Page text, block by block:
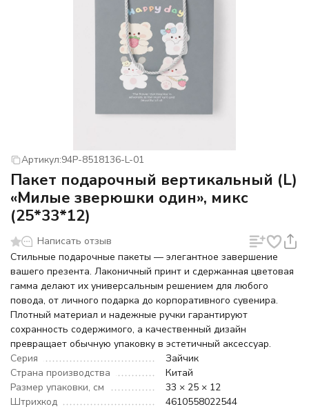
Артикул:94P-8518136-L-01
Пакет подарочный вертикальный (L)
«Милые зверюшки один», микс
(25*33*12)
Написать отзыв
Стильные подарочные пакеты — элегантное завершение
вашего презента. Лаконичный принт и сдержанная цветовая
гамма делают их универсальным решением для любого
повода, от личного подарка до корпоративного сувенира.
Плотный материал и надежные ручки гарантируют
сохранность содержимого, а качественный дизайн
превращает обычную упаковку в эстетичный аксессуар.
Серия
Зайчик
Страна производства
Китай
Размер упаковки, см
33 × 25 × 12
Штрихкод
4610558022544